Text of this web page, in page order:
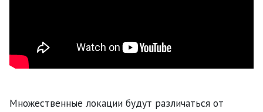
Множественные локации будут различаться от